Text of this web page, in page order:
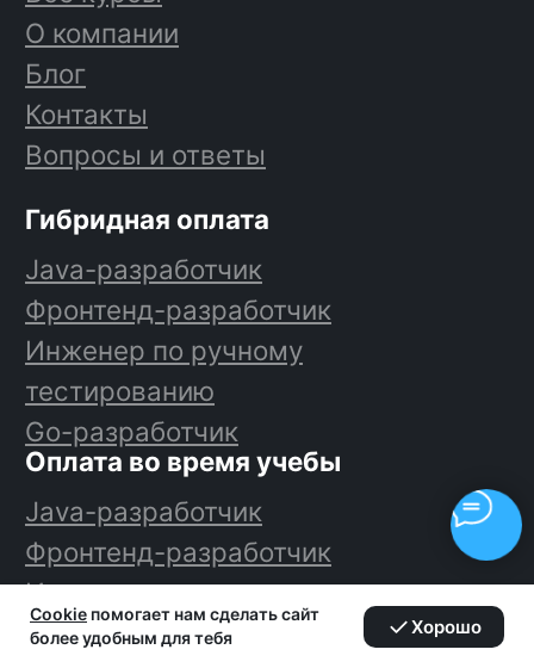
Cookie помогает нам сделать сайт
более удобным для тебя
Хорошо